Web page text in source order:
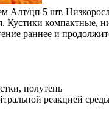
Алт/цп 5 шт.
Кустики компактные,
раннее и
полутень
реакцией